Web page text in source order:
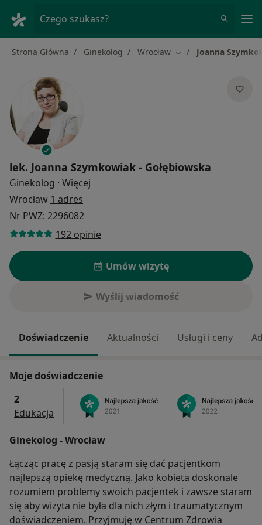
Czego szukasz?
Strona Główna Ginekolog Wrocław Zmień miasto
Joanna
lek. Joanna Szymkowiak - Gołębiowska
Ginekolog · Więcej
Wrocław 1 adres
Nr PWZ: 2296082
192 opinie
Umów wizytę
Wyślij wiadomość
Doświadczenie Aktualności Usługi i ceny
Moje doświadczenie
2
Edukacja
Ginekolog - Wrocław
Łącząc pracę z pasją staram się dać pacjentkom
najlepszą opiekę medyczną. Jako kobieta doskonale
rozumiem problemy swoich pacjentek i zawsze staram
się aby wizyta nie była dla nich złym i traumatycznym
doświadczeniem. Przyjmuję w Centrum Zdrowia